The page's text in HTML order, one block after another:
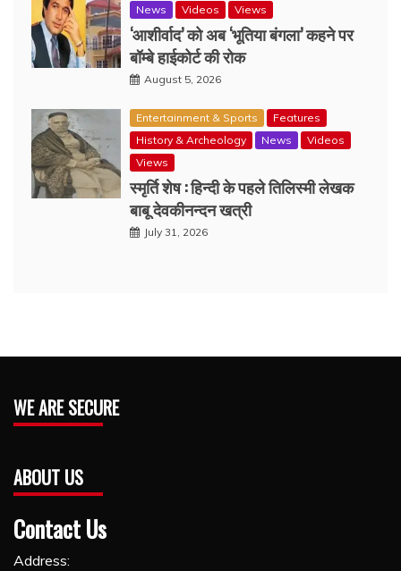
News
Videos Views
‘आशीर्वाद’ को अब ‘भूतिया बंगला’ कहने पर
बॉम्बे हाईकोर्ट की रोक
August 5, 2026
Entertainment & Sports
Features
History & Archeology
News
Videos
Views
स्मृर्ति शेष : हिन्दी के पहले तिलिस्मी लेखक
बाबू देवकीनन्दन खत्री
July 31, 2026
WE ARE SECURE
ABOUT US
Contact Us
Address: